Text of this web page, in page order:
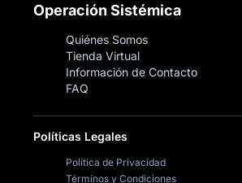
Operación Sistémica
Quiénes Somos
Tienda Virtual
Información de Contacto
FAQ
Políticas Legales
Política de Privacidad
Términos y Condiciones